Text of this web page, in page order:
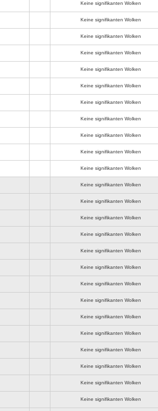
Keine signifikanten Wolken
Keine signifikanten Wolken
Keine signifikanten Wolken
Keine signifikanten Wolken
Keine signifikanten Wolken
Keine signifikanten Wolken
Keine signifikanten Wolken
Keine signifikanten Wolken
Keine signifikanten Wolken
Keine signifikanten Wolken
Keine signifikanten Wolken
Keine signifikanten Wolken
Keine signifikanten Wolken
Keine signifikanten Wolken
Keine signifikanten Wolken
Keine signifikanten Wolken
Keine signifikanten Wolken
Keine signifikanten Wolken
Keine signifikanten Wolken
Keine signifikanten Wolken
Keine signifikanten Wolken
Keine signifikanten Wolken
Keine signifikanten Wolken
Keine signifikanten Wolken
Keine signifikanten Wolken